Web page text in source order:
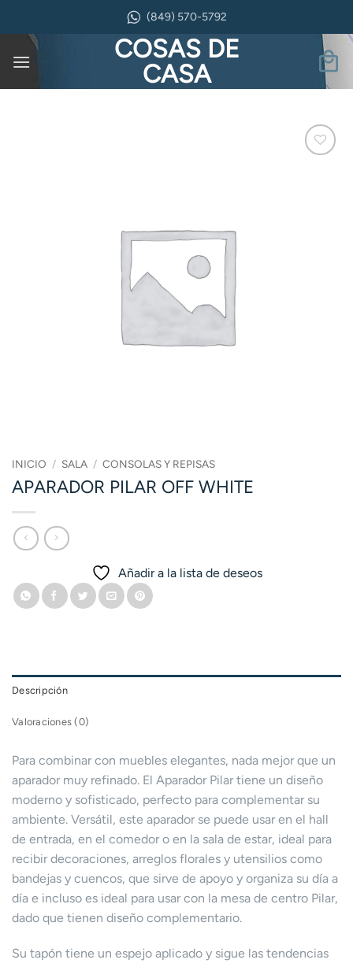
contenido
(849) 570-5792
COSAS DE
CASA
INICIO / SALA / CONSOLAS Y REPISAS
APARADOR PILAR OFF WHITE
Añadir a la lista de deseos
Descripción
Valoraciones (0)
Para combinar con muebles elegantes, nada mejor que un
aparador muy refinado. El Aparador Pilar tiene un diseño
moderno y sofisticado, perfecto para complementar su
ambiente. Versátil, este aparador se puede usar en el hall
de entrada, en el comedor o en la sala de estar, ideal para
recibir decoraciones, arreglos florales y utensilios como
bandejas y cuencos, que sirve de apoyo y organiza su día a
día e incluso es ideal para usar con la mesa de centro Pilar,
dado que tienen diseño complementario.
Su tapón tiene un espejo aplicado y sigue las tendencias